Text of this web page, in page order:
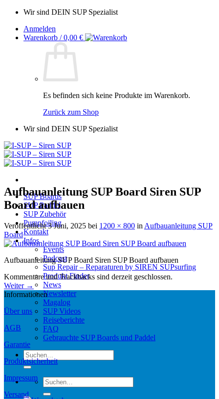
Zum
springen
Wir sind DEIN SUP Spezialist
Anmelden
Warenkorb /0,00 €
Es befinden sich keine Produkte im Warenkorb.
Zurück zum Shop
Wir sind DEIN SUP Spezialist
SUP Boards
SUP Paddel
SUP Zubehör
Pumpfoiling
Kontakt
Infos
Events
Podcast
Sup Repair – Reparaturen by SIREN SUPsurfing
Produkt Finder
News
Newsletter
Magalog
SUP Videos
Reiseberichte
FAQ
Gebrauchte SUP Boards und Paddel
Suchen
nach:
Suchen
nach:
Aufbauanleitung SUP Board Siren SUP
Board aufbauen
Veröffentlicht3 Juni, 2025 bei 1200 × 800 in Aufbauanleitung SUP
Board
Aufbauanleitung SUP Board Siren SUP Board aufbauen
Kommentare und Trackbacks sind derzeit geschlossen.
Weiter →
Informationen
Über uns
AGB
Garantie
Produktsicherheit
Impressum
Versand